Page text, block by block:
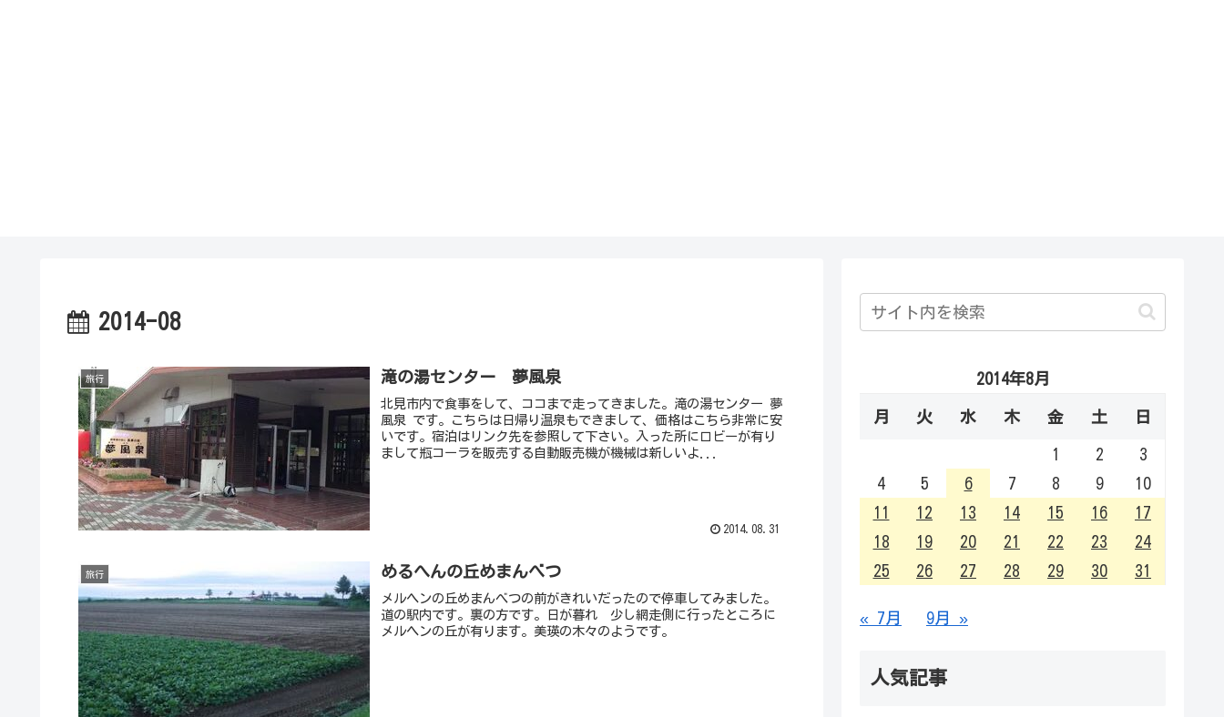
2014-08
旅行 滝の湯センター 夢風泉
北見市内で食事をして、ココまで走ってきました。滝の湯センター 夢
風泉 です。こちらは日帰り温泉もできまして、価格はこちら非常に安
いです。宿泊はリンク先を参照して下さい。入った所にロビーが有り
まして瓶コーラを販売する自動販売機が機械は新しいよ...
2014.08.31
旅行 めるへんの丘めまんべつ
メルヘンの丘めまんべつの前がきれいだったので停車してみました。
道の駅内です。裏の方です。日が暮れ 少し網走側に行ったところに
メルヘンの丘が有ります。美瑛の木々のようです。
2014年8月
月 火 水 木 金 土 日
1 2
3
4
5 6 7 8 9
10
11
12 13 14 15 16
17
18
19 20 21 22 23
24
25
26 27 28 29 30 31
« 7月 9月 »
人気記事